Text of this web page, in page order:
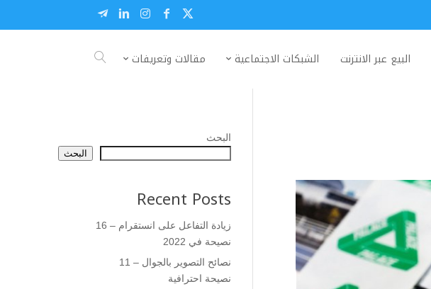
البيع عبر الانترنت الشبكات الاجتماعية مقالات وتعريفات
البحث
البحث
Recent Posts
زيادة التفاعل على انستقرام – 16
نصيحة في 2022
نصائح التصوير بالجوال – 11
نصيحة احترافية